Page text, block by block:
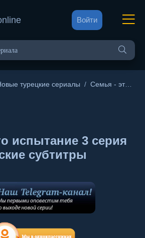
Войти
турецкие сериалы / Семья - это испытание
испытание 3 серия
субтитры